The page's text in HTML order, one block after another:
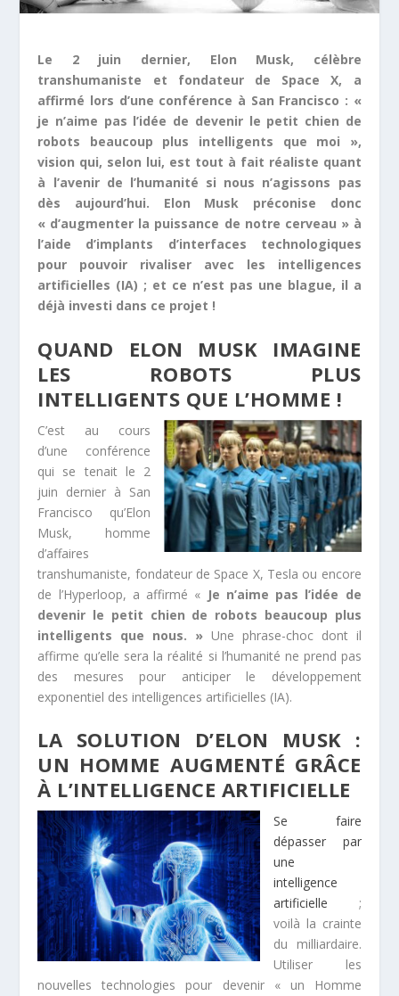
Le 2 juin dernier, Elon Musk, célèbre
transhumaniste et fondateur de Space X, a
affirmé lors d’une conférence à San Francisco : «
je n’aime pas l’idée de devenir le petit chien de
robots beaucoup plus intelligents que moi »,
vision qui, selon lui, est tout à fait réaliste quant
à l’avenir de l’humanité si nous n’agissons pas
dès aujourd’hui. Elon Musk préconise donc
« d’augmenter la puissance de notre cerveau » à
l’aide d’implants d’interfaces technologiques
pour pouvoir rivaliser avec les intelligences
artificielles (IA) ; et ce n’est pas une blague, il a
déjà investi dans ce projet !
QUAND ELON MUSK IMAGINE
LES ROBOTS PLUS
INTELLIGENTS QUE L’HOMME !
C’est au cours
d’une conférence
qui se tenait le 2
juin dernier à San
Francisco qu’Elon
Musk, homme
d’affaires
transhumaniste, fondateur de Space X, Tesla ou encore
de l’Hyperloop, a affirmé « Je n’aime pas l’idée de
devenir le petit chien de robots beaucoup plus
intelligents que nous. » Une phrase-choc dont il
affirme qu’elle sera la réalité si l’humanité ne prend pas
des mesures pour anticiper le développement
exponentiel des intelligences artificielles (IA).
LA SOLUTION D’ELON MUSK :
UN HOMME AUGMENTÉ GRÂCE
À L’INTELLIGENCE ARTIFICIELLE
Se faire
dépasser par
une
intelligence
artificielle ;
voilà la crainte
du milliardaire.
Utiliser les
nouvelles technologies pour devenir « un Homme